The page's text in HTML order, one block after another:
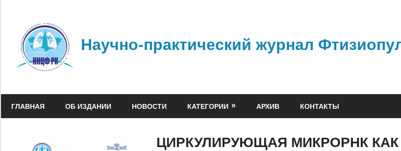
содержимому
Научно-практический журнал
ГЛАВНАЯ ОБ ИЗДАНИИ НОВОСТИ КАТЕГОРИИ АРХИВ КОНТАКТЫ
ЦИРКУЛИРУЮЩАЯ МИКРОРНК КАК